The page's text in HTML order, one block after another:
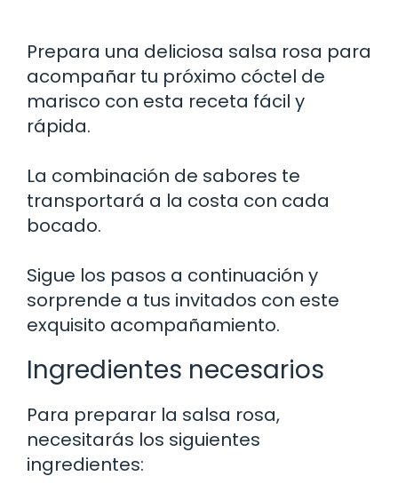
Prepara una deliciosa salsa rosa para
acompañar tu próximo cóctel de
marisco con esta receta fácil y
rápida.
La combinación de sabores te
transportará a la costa con cada
bocado.
Sigue los pasos a continuación y
sorprende a tus invitados con este
exquisito acompañamiento.
Ingredientes necesarios
Para preparar la salsa rosa,
necesitarás los siguientes
ingredientes: